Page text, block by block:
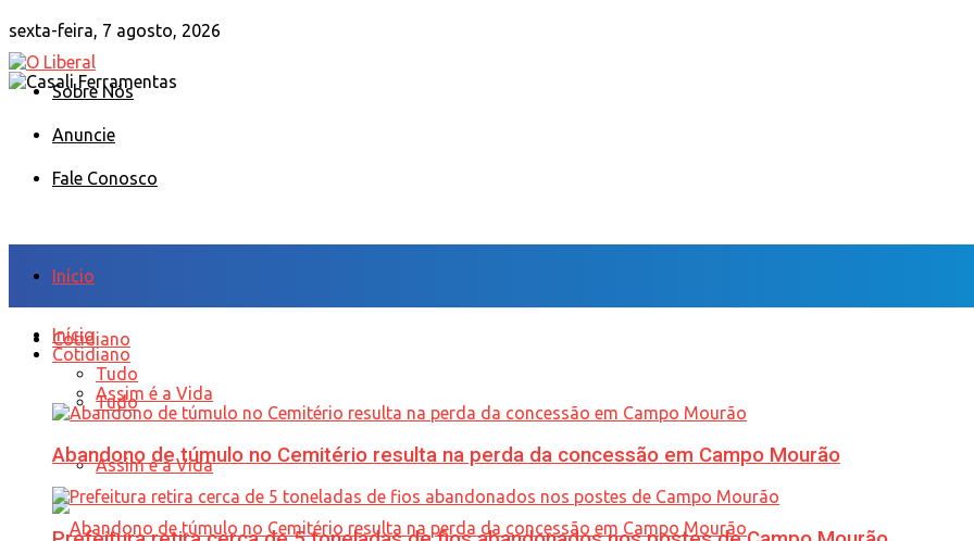
sexta-feira, 7 agosto, 2026
Sobre Nós
Anuncie
Fale Conosco
Início
Cotidiano
Tudo
Assim é a Vida
Início
Cotidiano
Tudo
Assim é a Vida
Abandono de túmulo no Cemitério resulta na perda da concessão em Campo Mourão